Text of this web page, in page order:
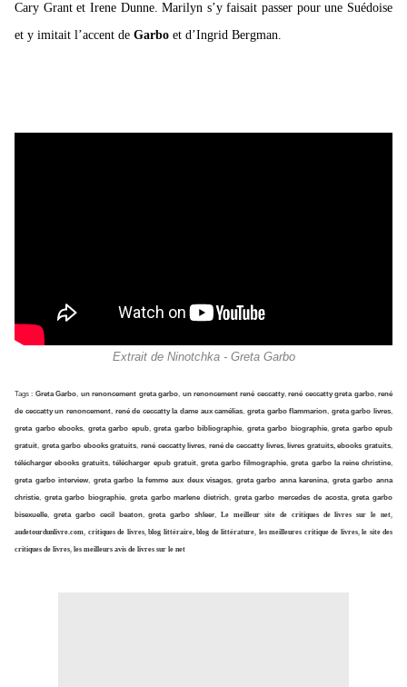
Cary Grant et Irene Dunne. Marilyn s’y faisait passer pour une Suédoise
et y imitait l’accent de Garbo et d’Ingrid Bergman.
Extrait de Ninotchka - Greta Garbo
Tags : Greta Garbo, un renoncement greta garbo, un renoncement rené ceccatty,rené ceccatty greta garbo, rené
de ceccatty un renoncement, rené de ceccatty la dame aux camélias, greta garbo flammarion, greta garbo livres,
greta garbo ebooks, greta garbo epub, greta garbo bibliographie, greta garbo biographie, greta garbo epub
gratuit, greta garbo ebooks gratuits,rené ceccatty livres, rené de ceccatty livres, livres gratuits, ebooks gratuits,
télécharger ebooks gratuits,télécharger epub gratuit, greta garbo filmographie,greta garbo la reine christine,
greta garbo interview, greta garbo la femme aux deux visages, greta garbo anna karenina, greta garbo anna
christie, greta garbo biographie, greta garbo marlene dietrich, greta garbo mercedes de acosta,greta garbo
bisexuelle, greta garbo cecil beaton,greta garbo shleer,Le meilleur site de critiques de livres sur le net,
audetourdunlivre.com, critiques de livres, blog littéraire, blog de littérature, les meilleures critique de livres,le site des
critiques de livres, les meilleurs avis de livres sur le net